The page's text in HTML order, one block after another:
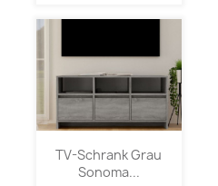
TV-Schrank Grau
Sonoma...